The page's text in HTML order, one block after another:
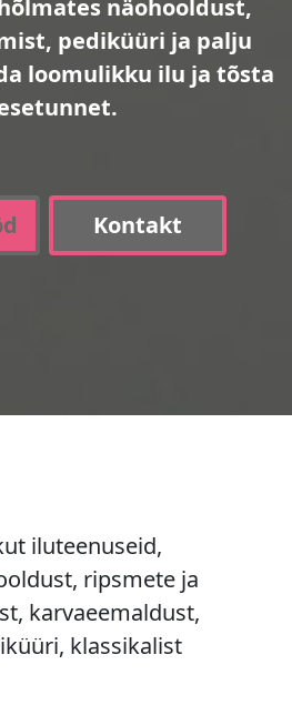
näohooldust,
pediküüri ja palju
loomulikku ilu ja tõsta
Kontakt
iluteenuseid,
ripsmete ja
karvaeemaldust,
klassikalist